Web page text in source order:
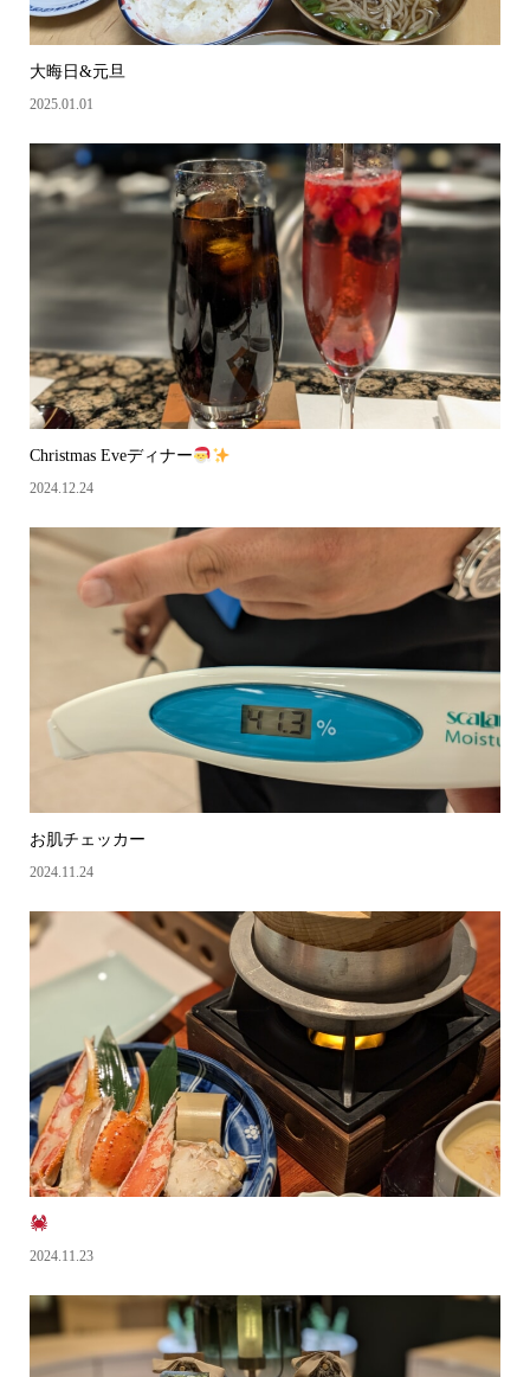
大晦日&元旦
2025.01.01
Christmas Eveディナー
2024.12.24
お肌チェッカー
2024.11.24
2024.11.23